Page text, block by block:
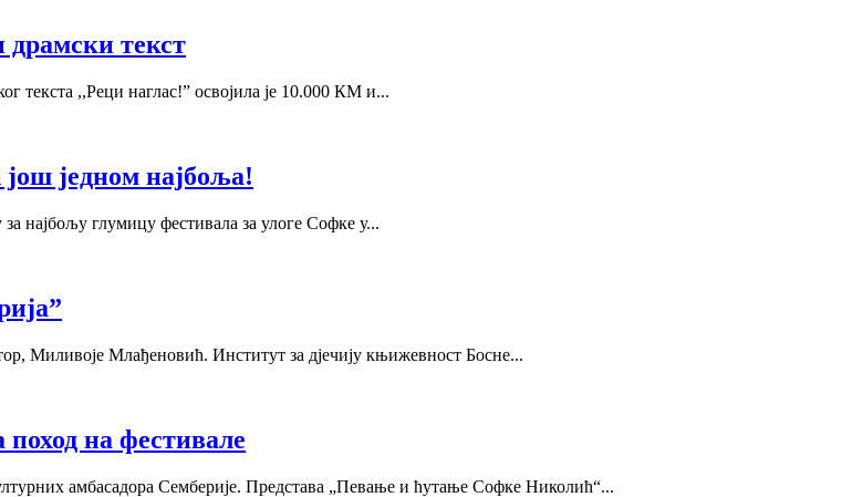
драмски текст
текста ,,Реци наглас!” освојила је 10.000 КМ и...
једном најбоља!
најбољу глумицу фестивала за улоге Софке у...
Миливоје Млађеновић. Институт за дјечију књижевност Босне...
на фестивале
амбасадора Семберије. Представа „Певање и ћутање Софке Николић“...